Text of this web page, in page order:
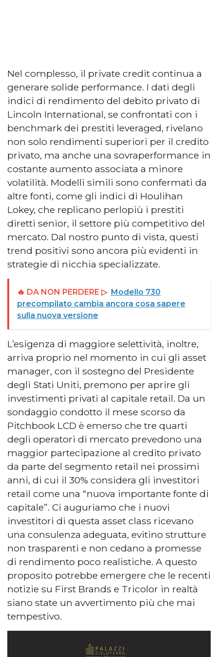
Nel complesso, il private credit continua a
generare solide performance. I dati degli
indici di rendimento del debito privato di
Lincoln International, se confrontati con i
benchmark dei prestiti leveraged, rivelano
non solo rendimenti superiori per il credito
privato, ma anche una sovraperformance in
costante aumento associata a minore
volatilità. Modelli simili sono confermati da
altre fonti, come gli indici di Houlihan
Lokey, che replicano perlopiù i prestiti
diretti senior, il settore più competitivo del
mercato. Dal nostro punto di vista, questi
trend positivi sono ancora più evidenti in
strategie di nicchia specializzate.
🔥 DA NON PERDERE ▷ Modello 730
precompilato cambia ancora cosa sapere
sulla nuova versione
L’esigenza di maggiore selettività, inoltre,
arriva proprio nel momento in cui gli asset
manager, con il sostegno del Presidente
degli Stati Uniti, premono per aprire gli
investimenti privati al capitale retail. Da un
sondaggio condotto il mese scorso da
Pitchbook LCD è emerso che tre quarti
degli operatori di mercato prevedono una
maggior partecipazione al credito privato
da parte del segmento retail nei prossimi
anni, di cui il 30% considera gli investitori
retail come una “nuova importante fonte di
capitale”. Ci auguriamo che i nuovi
investitori di questa asset class ricevano
una consulenza adeguata, evitino strutture
non trasparenti e non cedano a promesse
di rendimento poco realistiche. A questo
proposito potrebbe emergere che le recenti
notizie su First Brands e Tricolor in realtà
siano state un avvertimento più che mai
tempestivo.